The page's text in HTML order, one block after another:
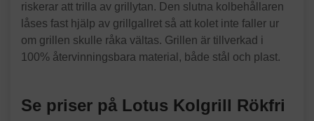
riskerar att trilla av grillytan. Den slutna kolbehållaren
låses fast hjälp av grillgallret så att kolet inte faller ur
om grillen skulle råka vältas. Grillen är tillverkad i
100% återvinningsbara material, både stål och plast.
Se priser på Lotus Kolgrill Rökfri